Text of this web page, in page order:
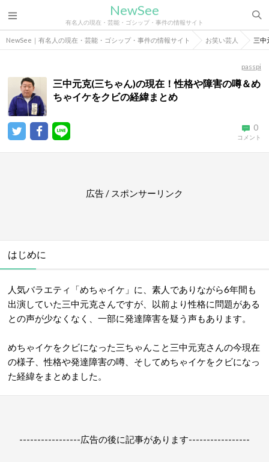
NewSee
有名人の現在・芸能・ゴシップ・事件の情報サイト
NewSee｜有名人の現在・芸能・ゴシップ・事件の情報サイト お笑い芸人 三中
passpi
三中元克(三ちゃん)の現在！性格や障害の噂＆め
ちゃイケをクビの経緯まとめ
0
コメント
広告 / スポンサーリンク
はじめに
人気バラエティ「めちゃイケ」に、素人でありながら6年間も
出演していた三中元克さんですが、以前より性格に問題がある
との声が少なくなく、一部に発達障害を疑う声もあります。
めちゃイケをクビになった三ちゃんこと三中元克さんの今現在
の様子、性格や発達障害の噂、そしてめちゃイケをクビになっ
た経緯をまとめました。
-----------------広告の後に記事があります-----------------